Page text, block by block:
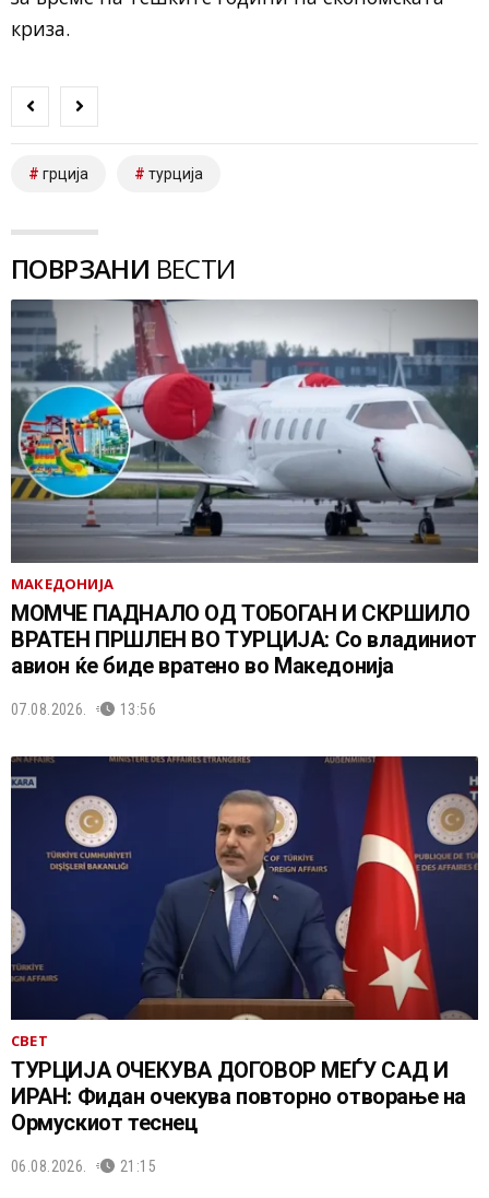
криза.
грција турција
ПОВРЗАНИ ВЕСТИ
МАКЕДОНИЈА
МОМЧЕ ПАДНАЛО ОД ТОБОГАН И СКРШИЛО
ВРАТЕН ПРШЛЕН ВО ТУРЦИЈА: Со владиниот
авион ќе биде вратено во Македонија
07.08.2026. 13:56
СВЕТ
ТУРЦИЈА ОЧЕКУВА ДОГОВОР МЕЃУ САД И
ИРАН: Фидан очекува повторно отворање на
Ормускиот теснец
06.08.2026. 21:15